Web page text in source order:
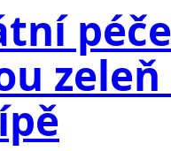
zeleň